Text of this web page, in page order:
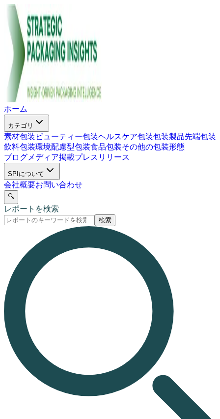
ホーム
カテゴリ
素材包装 ビューティー包装ヘルスケア包装包装製品先端包装
飲料包装環境配慮型包装食品包装その他の包装形態
ブログメディア掲載プレスリリース
SPIについて
会社概要お問い合わせ
🔍
レポートを検索
検索